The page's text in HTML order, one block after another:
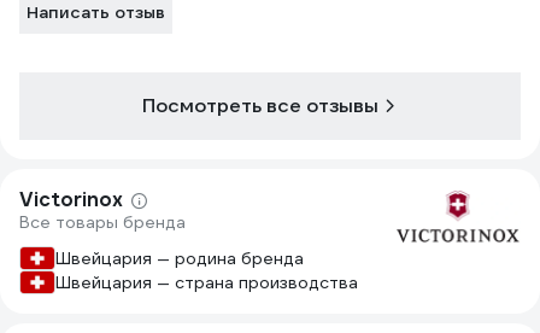
Написать отзыв
Посмотреть все отзывы
Victorinox
Все товары бренда
Швейцария — родина бренда
Швейцария — страна производства